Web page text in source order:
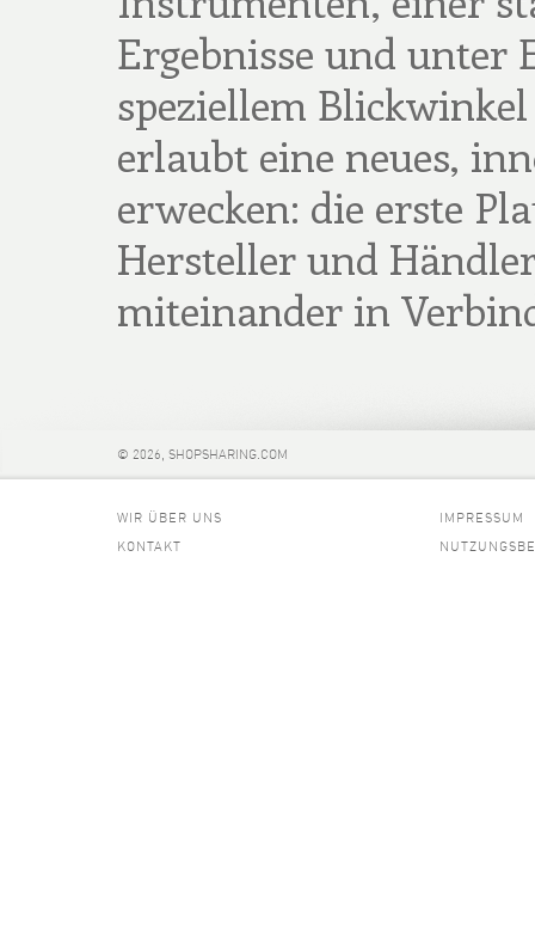
Ergebnisse und unter
speziellem
erlaubt eine neues,
erwecken: die erste
Hersteller und
miteinander in
© 2026, SHOPSHARING.COM
WIR ÜBER UNS
KONTAKT
IMPRESSUM